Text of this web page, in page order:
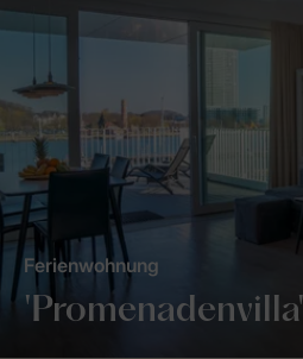
'Promenadenvilla'
Ferienwohnung